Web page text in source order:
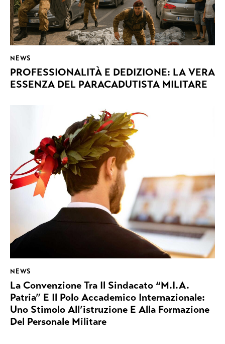
NEWS
PROFESSIONALITÀ E DEDIZIONE: LA VERA
ESSENZA DEL PARACADUTISTA MILITARE
NEWS
La Convenzione Tra Il Sindacato “M.I.A.
Patria” E Il Polo Accademico Internazionale:
Uno Stimolo All’istruzione E Alla Formazione
Del Personale Militare